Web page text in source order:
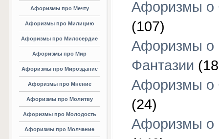
Афоризмы про Мечту
Афоризмы про Милицию
Афоризмы про Милосердие
Афоризмы про Мир
Афоризмы про Мироздание
Афоризмы про Мнение
Афоризмы про Молитву
Афоризмы про Молодость
Афоризмы про Молчание
Афоризмы о
(107)
Афоризмы о
Фантазии
Афоризмы о
(24)
Афоризмы о